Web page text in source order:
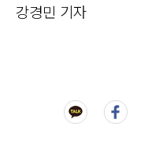
강경민 기자